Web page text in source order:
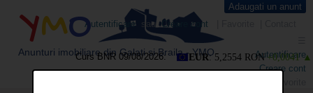
Autentificare sau Creare cont
Autentificare
Creare cont
Adaugati un anunt
YMO
Anunturi imobiliare din Galati si Braila - YMO
Curs BNR 09/08/2026: EUR: 5,2554 RON +0,0041 ▲